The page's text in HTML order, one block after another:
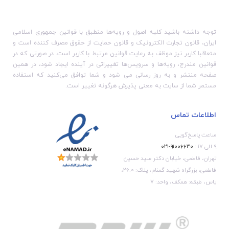
دلیل استفاده از مواد رسانا با
کیفیت بالا، تشک پا تاشو و
قابل حمل است.
توجه داشته باشید کلیه اصول و رویه‏‌ها منطبق با قوانین جمهوری اسلامی
ایران، قانون تجارت الکترونیک و قانون حمایت از حقوق مصرف کننده است و
متعاقبا کاربر نیز موظف به رعایت قوانین مرتبط با کاربر است. در صورتی که در
قوانین مندرج، رویه‏‌ها و سرویس‏‌ها تغییراتی در آینده ایجاد شود، در همین
صفحه منتشر و به روز رسانی می شود و شما توافق می‏‌کنید که استفاده
مستمر شما از سایت به معنی پذیرش هرگونه تغییر است.
اطلاعات تماس
ساعت پاسخ‌گویی
۹ الی ۱۷ :
۹۱۰۰۶۶۳۰-۰۲۱
تهران، فاطمی، خیابان دکتر سید حسین
فاطمی، بزرگراه شهید گمنام، پلاک: 26.0،
یاس، طبقه: همکف، واحد: 7